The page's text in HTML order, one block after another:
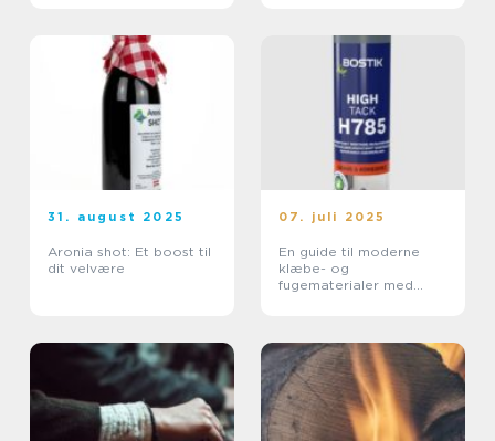
31. august 2025
Aronia shot: Et boost til
dit velvære
07. juli 2025
En guide til moderne
klæbe- og
fugematerialer med